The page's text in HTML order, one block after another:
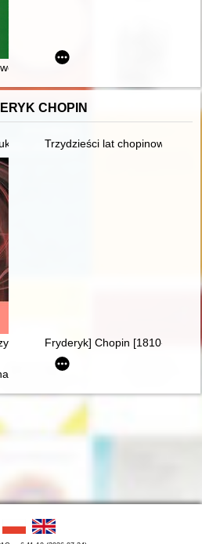
ziemi łomżyńskiej
CHOPIN
Historia Międzynarodowego
Trzydzieści lat chopinowskich
polska lat 1918-2018
Fryderyk] Chopin [1810-1849].
Ziemi Zamojskiej